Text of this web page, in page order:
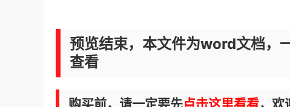
预览结束，本文件为word文档，
查看
购买前，请一定要先点击这里看看，欢